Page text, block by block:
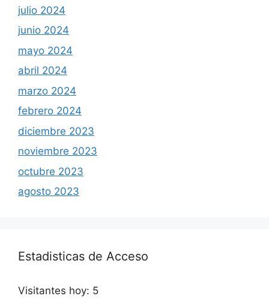
julio 2024
junio 2024
mayo 2024
abril 2024
marzo 2024
febrero 2024
diciembre 2023
noviembre 2023
octubre 2023
agosto 2023
Estadisticas de Acceso
Visitantes hoy: 5